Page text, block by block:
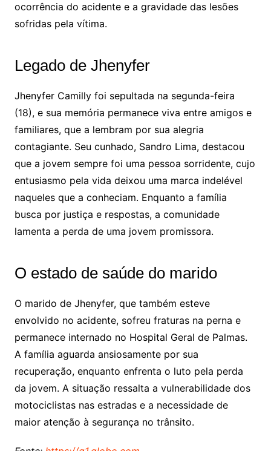
ocorrência do acidente e a gravidade das lesões
sofridas pela vítima.
Legado de Jhenyfer
Jhenyfer Camilly foi sepultada na segunda-feira
(18), e sua memória permanece viva entre amigos e
familiares, que a lembram por sua alegria
contagiante. Seu cunhado, Sandro Lima, destacou
que a jovem sempre foi uma pessoa sorridente, cujo
entusiasmo pela vida deixou uma marca indelével
naqueles que a conheciam. Enquanto a família
busca por justiça e respostas, a comunidade
lamenta a perda de uma jovem promissora.
O estado de saúde do marido
O marido de Jhenyfer, que também esteve
envolvido no acidente, sofreu fraturas na perna e
permanece internado no Hospital Geral de Palmas.
A família aguarda ansiosamente por sua
recuperação, enquanto enfrenta o luto pela perda
da jovem. A situação ressalta a vulnerabilidade dos
motociclistas nas estradas e a necessidade de
maior atenção à segurança no trânsito.